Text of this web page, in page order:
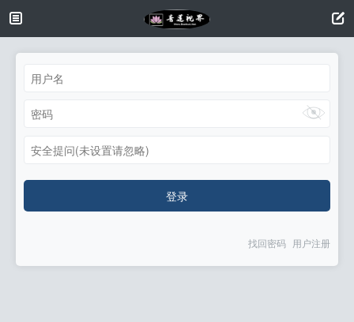
安全提问(未设置请忽略)
登录
找回密码 用户注册